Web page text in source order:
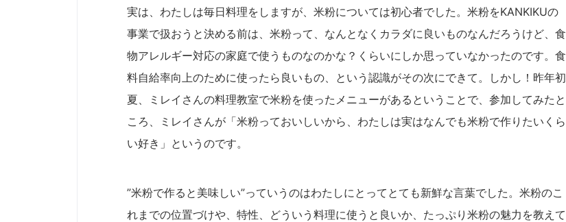
実は、わたしは毎日料理をしますが、米粉については初心者でした。米粉をKANKIKUの
事業で扱おうと決める前は、米粉って、なんとなくカラダに良いものなんだろうけど、食
物アレルギー対応の家庭で使うものなのかな？くらいにしか思っていなかったのです。食
料自給率向上のために使ったら良いもの、という認識がその次にできて。しかし！昨年初
夏、ミレイさんの料理教室で米粉を使ったメニューがあるということで、参加してみたと
ころ、ミレイさんが「米粉っておいしいから、わたしは実はなんでも米粉で作りたいくら
い好き」というのです。
”米粉で作ると美味しい”っていうのはわたしにとってとても新鮮な言葉でした。米粉のこ
れまでの位置づけや、特性、どういう料理に使うと良いか、たっぷり米粉の魅力を教えて